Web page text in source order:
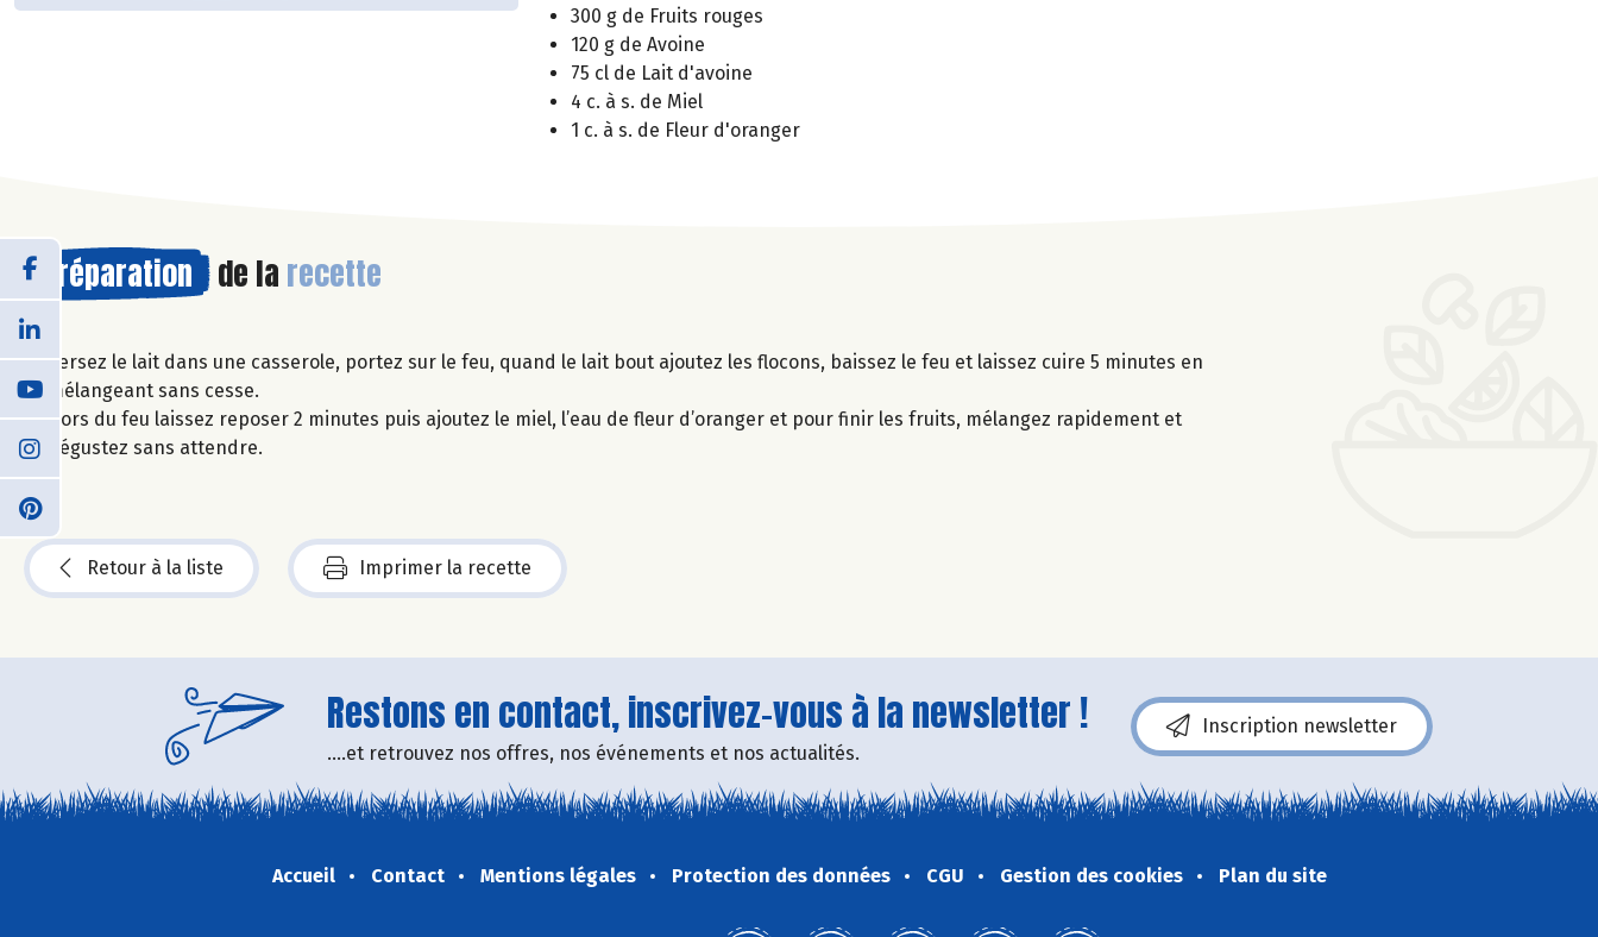
300 g de Fruits rouges
120 g de Avoine
75 cl de Lait d'avoine
4 c. à s. de Miel
1 c. à s. de Fleur d'oranger
Préparation de la recette
Versez le lait dans une casserole, portez sur le feu, quand le lait bout ajoutez les flocons, baissez le feu et laissez cuire 5 minutes en
mélangeant sans cesse.
Hors du feu laissez reposer 2 minutes puis ajoutez le miel, l’eau de fleur d’oranger et pour finir les fruits, mélangez rapidement et
dégustez sans attendre.
Retour à la liste Imprimer la recette
Restons en contact, inscrivez-vous à la newsletter !
....et retrouvez nos offres, nos événements et nos actualités.
Inscription newsletter
Accueil Contact Mentions légales Protection des données CGU Gestion des cookies Plan du site